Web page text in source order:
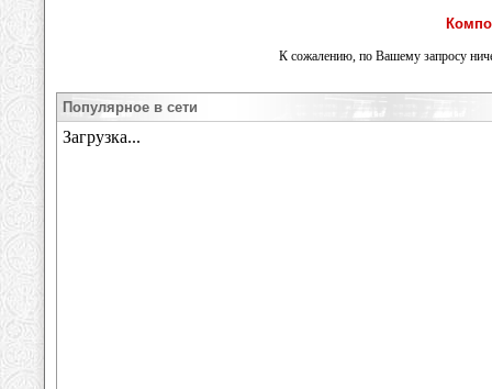
К сожалению, по Вашему запросу
Популярное в сети